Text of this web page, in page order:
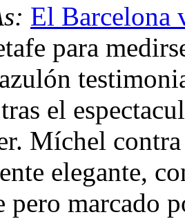
El Barcelona
para
el
Míchel
elegante,
pero marcado